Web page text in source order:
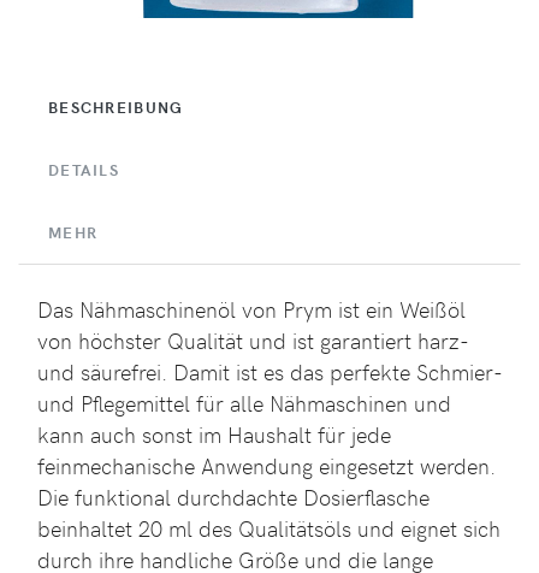
BESCHREIBUNG
DETAILS
MEHR
Das Nähmaschinenöl von Prym ist ein Weißöl
von höchster Qualität und ist garantiert harz-
und säurefrei. Damit ist es das perfekte Schmier-
und Pflegemittel für alle Nähmaschinen und
kann auch sonst im Haushalt für jede
feinmechanische Anwendung eingesetzt werden.
Die funktional durchdachte Dosierflasche
beinhaltet 20 ml des Qualitätsöls und eignet sich
durch ihre handliche Größe und die lange